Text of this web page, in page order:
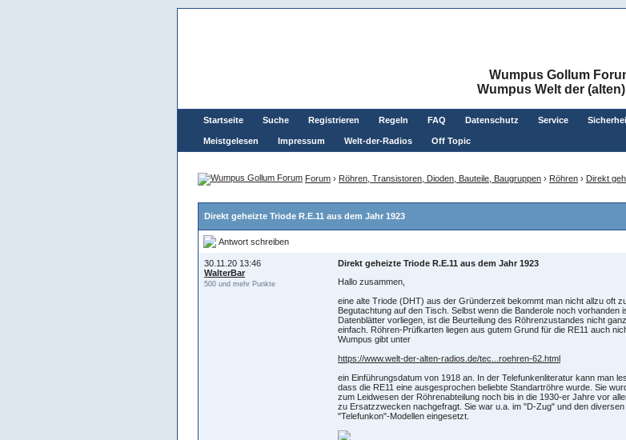
Wumpus Gollum
Wumpus Welt der
Startseite Suche Registrieren Regeln FAQ Datenschutz Service
Meistgelesen Impressum Welt-der-Radios Off Topic
Forum › Röhren, Transistoren, Dioden, Bauteile, Baugruppen › Röhren › Direkt
Direkt geheizte Triode R.E.11 aus dem Jahr 1923
Antwort schreiben
30.11.20 13:46
WalterBar
500 und mehr Punkte
Direkt geheizte Triode R.E.11 aus dem Jahr 1923
Hallo zusammen,
eine alte Triode (DHT) aus der Gründerzeit bekommt man nicht allzu oft
Begutachtung auf den Tisch. Selbst wenn die Banderole noch vorhanden
Datenblätter vorliegen, ist die Beurteilung des Röhrenzustandes nicht ganz
einfach. Röhren-Prüfkarten liegen aus gutem Grund für die RE11 auch
Wumpus gibt unter
https://www.welt-der-alten-radios.de/tec...roehren-62.html
ein Einführungsdatum von 1918 an. In der Telefunkenliteratur kann man
dass die RE11 eine ausgesprochen beliebte Standartröhre wurde. Sie
zum Leidwesen der Röhrenabteilung noch bis in die 1930-er Jahre vor
zu Ersatzzwecken nachgefragt. Sie war u.a. im "D-Zug" und den diversen
"Telefunkon"-Modellen eingesetzt.